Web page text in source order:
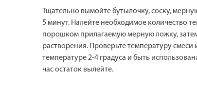
Тщательно вымойте бутылочку, соску,
5 минут. Налейте необходимое количество
порошком прилагаемую мерную ложку,
растворения. Проверьте температуру
температуре 2-4 градуса и быть
час остаток вылейте.